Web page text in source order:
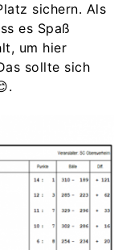
sichern. Als
es Spaß
um hier
sollte sich